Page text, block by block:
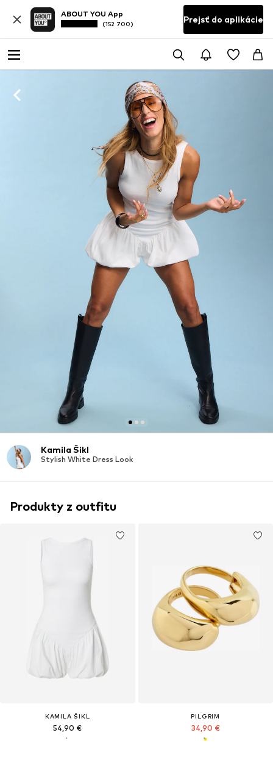
ABOUT YOU App
(152 700) Prejsť do aplikácie
Kamila Šikl
Stylish White Dress Look
Produkty z outfitu
KAMILA ŠIKL
54,90 €
PILGRIM
34,90 €